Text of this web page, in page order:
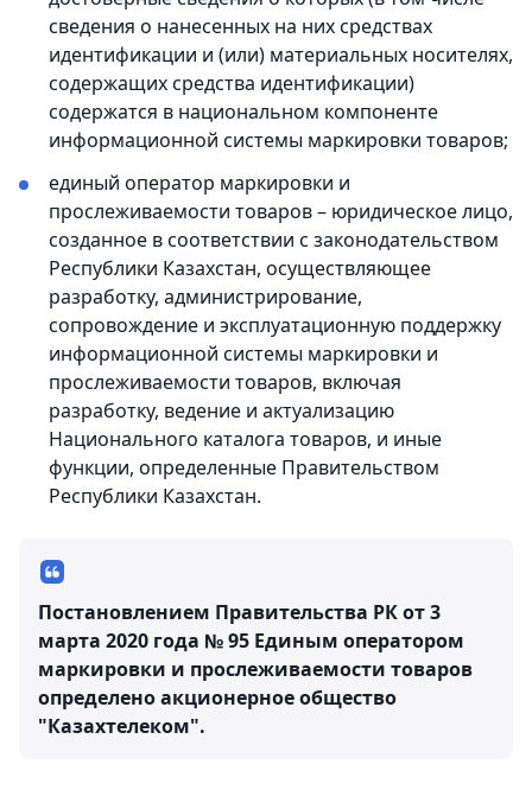
сведения о нанесенных на них средствах
идентификации и (или) материальных носителях,
содержащих средства идентификации)
содержатся в национальном компоненте
информационной системы маркировки товаров;
единый оператор маркировки и
прослеживаемости товаров – юридическое лицо,
созданное в соответствии с законодательством
Республики Казахстан, осуществляющее
разработку, администрирование,
сопровождение и эксплуатационную поддержку
информационной системы маркировки и
прослеживаемости товаров, включая
разработку, ведение и актуализацию
Национального каталога товаров, и иные
функции, определенные Правительством
Республики Казахстан.
Постановлением Правительства РК от 3
марта 2020 года № 95 Единым оператором
маркировки и прослеживаемости товаров
определено акционерное общество
"Казахтелеком".